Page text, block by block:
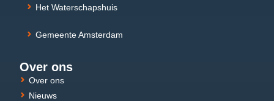
Het Waterschapshuis
Gemeente Amsterdam
Over ons
Over ons
Nieuws